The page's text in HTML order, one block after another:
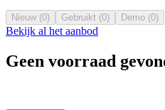
Nieuw (0) Gebruikt (0) Demo (0)
Bekijk al het aanbod
Geen voorraad